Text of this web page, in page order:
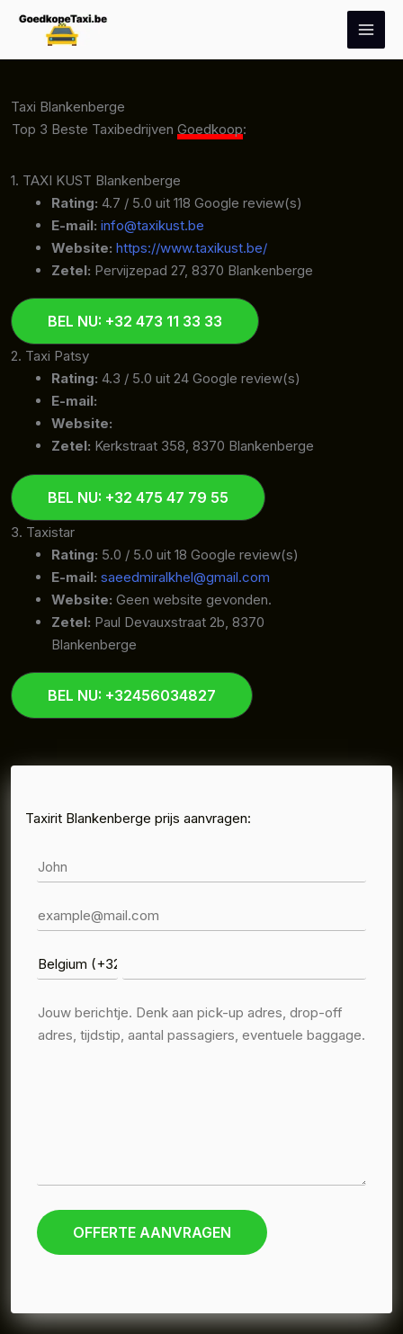
Spring
de
Taxi Blankenberge
Top 3 Beste Taxibedrijven Goedkoop:
1. TAXI KUST Blankenberge
Rating: 4.7 / 5.0 uit 118 Google review(s)
E-mail: info@taxikust.be
Website: https://www.taxikust.be/
Zetel: Pervijzepad 27, 8370 Blankenberge
BEL NU: +32 473 11 33 33
2. Taxi Patsy
Rating: 4.3 / 5.0 uit 24 Google review(s)
E-mail:
Website:
Zetel: Kerkstraat 358, 8370 Blankenberge
BEL NU: +32 475 47 79 55
3. Taxistar
Rating: 5.0 / 5.0 uit 18 Google review(s)
E-mail: saeedmiralkhel@gmail.com
Website: Geen website gevonden.
Zetel: Paul Devauxstraat 2b, 8370
Blankenberge
BEL NU: +32456034827
Taxirit Blankenberge prijs aanvragen:
OFFERTE AANVRAGEN